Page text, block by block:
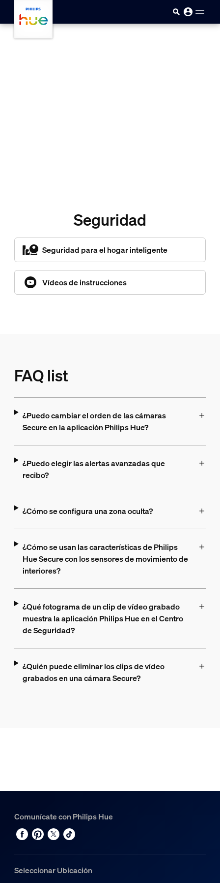
Saltar al contenido principal
Seguridad
Seguridad para el hogar inteligente
Vídeos de instrucciones
FAQ list
¿Puedo cambiar el orden de las cámaras
Secure en la aplicación Philips Hue?
¿Puedo elegir las alertas avanzadas que
recibo?
¿Cómo se configura una zona oculta?
¿Cómo se usan las características de Philips
Hue Secure con los sensores de movimiento de
interiores?
¿Qué fotograma de un clip de vídeo grabado
muestra la aplicación Philips Hue en el Centro
de Seguridad?
¿Quién puede eliminar los clips de vídeo
grabados en una cámara Secure?
Comunícate con Philips Hue
Seleccionar Ubicación